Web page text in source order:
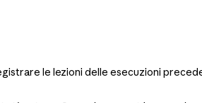
le lezioni delle esecuzioni